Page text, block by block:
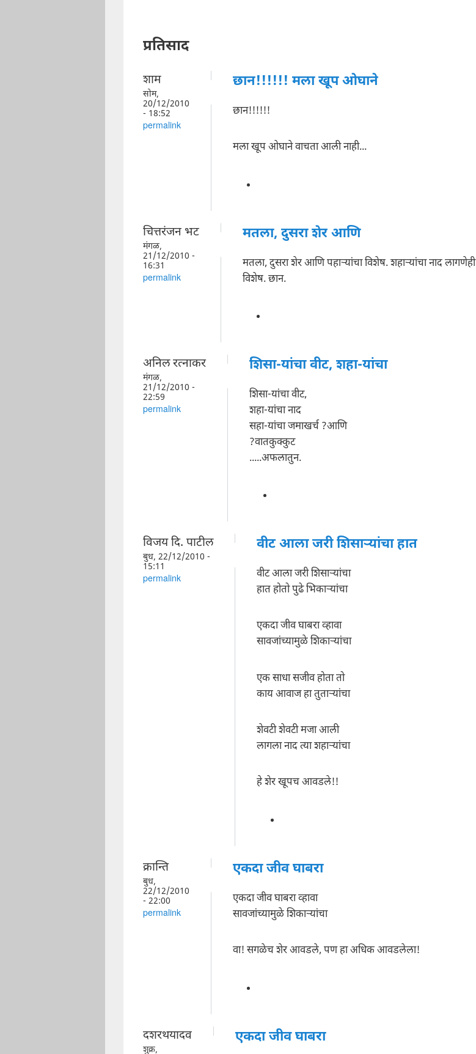
प्रतिसाद
शाम
सोम,
20/12/2010
- 18:52
permalink
छान!!!!!! मला खूप ओघाने
छान!!!!!!
मला खूप ओघाने वाचता आली नाही...
चित्तरंजन भट
मंगळ,
21/12/2010 -
16:31
permalink
मतला, दुसरा शेर आणि
मतला, दुसरा शेर आणि पहाऱ्यांचा विशेष. शहाऱ्यांचा नाद लागणेही
विशेष. छान.
अनिल रत्नाकर
मंगळ,
21/12/2010 -
22:59
permalink
शिसा-यांचा वीट, शहा-यांचा
शिसा-यांचा वीट,
शहा-यांचा नाद
सहा-यांचा जमाखर्च ?आणि
?वातकुक्कुट
.....अफलातुन.
विजय दि. पाटील
बुध, 22/12/2010 -
15:11
permalink
वीट आला जरी शिसार्‍यांचा हात
वीट आला जरी शिसार्‍यांचा
हात होतो पुढे भिकार्‍यांचा
एकदा जीव घाबरा व्हावा
सावजांच्यामुळे शिकार्‍यांचा
एक साधा सजीव होता तो
काय आवाज हा तुतार्‍यांचा
शेवटी शेवटी मजा आली
लागला नाद त्या शहार्‍यांचा
हे शेर खूपच आवडले!!
क्रान्ति
बुध,
22/12/2010
- 22:00
permalink
एकदा जीव घाबरा
एकदा जीव घाबरा व्हावा
सावजांच्यामुळे शिकार्‍यांचा
वा! सगळेच शेर आवडले, पण हा अधिक आवडलेला!
दशरथयादव
शुक्र,
एकदा जीव घाबरा